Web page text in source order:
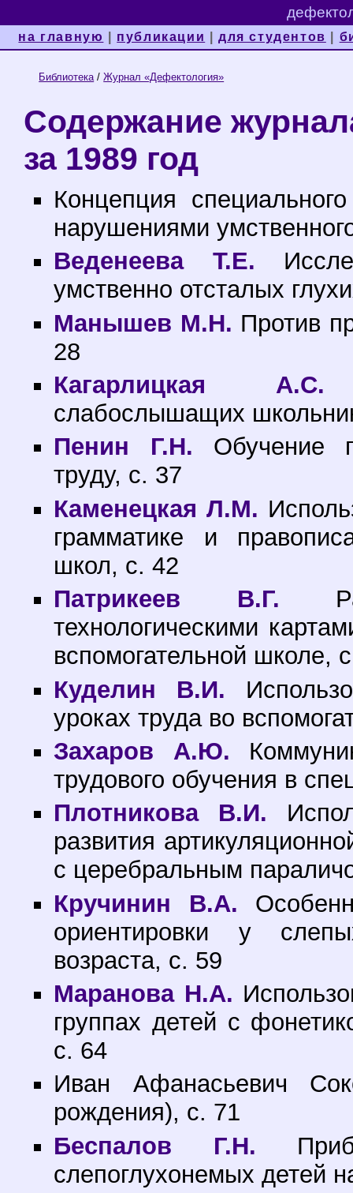
на главную публикации |для студентов
Библиотека/Журнал «Дефектология»
Содержание
за 1989 год
Концепция
нарушениями
Веденеева Т.Е.
умственно отсталых
Манышев М.Н. Против
28
Кагарлицкая А.С.
слабослышащих
Пенин Г.Н. Обучение
труду, с. 37
Каменецкая Л.М.
грамматике и
школ, с. 42
Патрикеев В.Г.
технологическими
вспомогательной школе,
Куделин В.И.
уроках труда во
Захаров А.Ю.
трудового обучения в
Плотникова В.И.
развития
с церебральным
Кручинин В.А.
ориентировки у
возраста, с. 59
Маранова Н.А.
группах детей с
с. 64
Иван Афанасьевич
рождения), с. 71
Беспалов Г.Н.
слепоглухонемых детей